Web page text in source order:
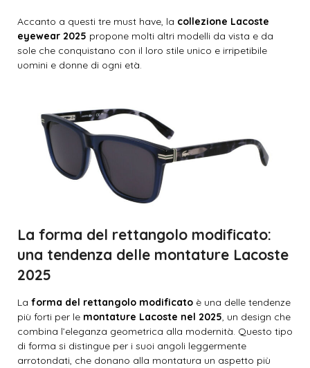
Accanto a questi tre must have, la collezione Lacoste
eyewear 2025 propone molti altri modelli da vista e da
sole che conquistano con il loro stile unico e irripetibile
uomini e donne di ogni età.
La forma del rettangolo modificato:
una tendenza delle montature Lacoste
2025
La forma del rettangolo modificato è una delle tendenze
più forti per le montature Lacoste nel 2025, un design che
combina l’eleganza geometrica alla modernità. Questo tipo
di forma si distingue per i suoi angoli leggermente
arrotondati, che donano alla montatura un aspetto più